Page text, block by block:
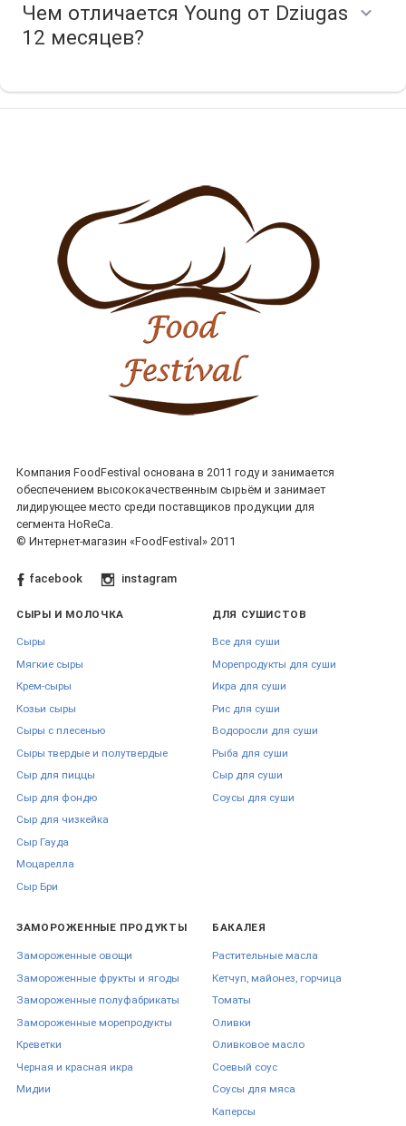
Чем отличается Young от Dziugas
12 месяцев?
Компания FoodFestival основана в 2011 году и занимается
обеспечением высококачественным сырьём и занимает
лидирующее место среди поставщиков продукции для
сегмента HoReCa.
© Интернет-магазин «FoodFestival» 2011
facebook instagram
СЫРЫ И МОЛОЧКА
Сыры
Мягкие сыры
Крем-сыры
Козьи сыры
Сыры с плесенью
Сыры твердые и полутвердые
Сыр для пиццы
Сыр для фондю
Сыр для чизкейка
Сыр Гауда
Моцарелла
Сыр Бри
ДЛЯ СУШИСТОВ
Все для суши
Морепродукты для суши
Икра для суши
Рис для суши
Водоросли для суши
Рыба для суши
Сыр для суши
Соусы для суши
ЗАМОРОЖЕННЫЕ ПРОДУКТЫ
Замороженные овощи
Замороженные фрукты и ягоды
Замороженные полуфабрикаты
Замороженные морепродукты
Креветки
Черная и красная икра
Мидии
БАКАЛЕЯ
Растительные масла
Кетчуп, майонез, горчица
Томаты
Оливки
Оливковое масло
Соевый соус
Соусы для мяса
Каперсы